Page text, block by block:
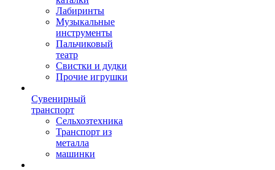
Лабиринты
Музыкальные
инструменты
Пальчиковый
театр
Свистки и дудки
Прочие игрушки
Сувенирный
транспорт
Сельхозтехника
Транспорт из
металла
машинки